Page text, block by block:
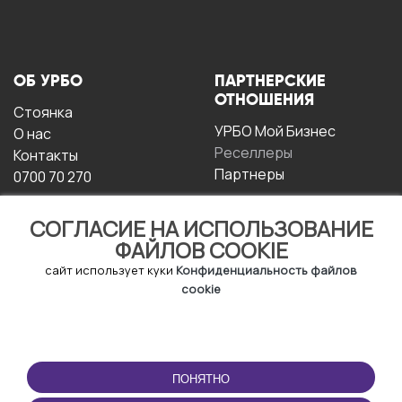
СОГЛАСИЕ НА ИСПОЛЬЗОВАНИЕ
ФАЙЛОВ COOKIE
сайт использует куки Конфиденциальность файлов
cookie
ПОНЯТНО
ОБ УРБО
Стоянка
О нас
Контакты
0700 70 270
ПАРТНЕРСКИЕ
ОТНОШЕНИЯ
УРБО Мой Бизнес
Реселлеры
Партнеры
ЭКСПЛУАТАЦИИ
Условия и положения
ПРИЛОЖЕНИЕ